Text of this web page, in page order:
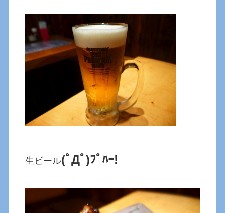
生ビール(ﾟДﾟ)ﾌﾟﾊｰ!